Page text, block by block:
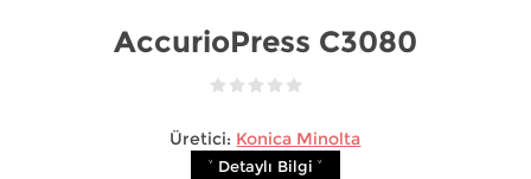
AccurioPress C3080
Üretici: Konica Minolta
˅ Detaylı Bilgi ˅